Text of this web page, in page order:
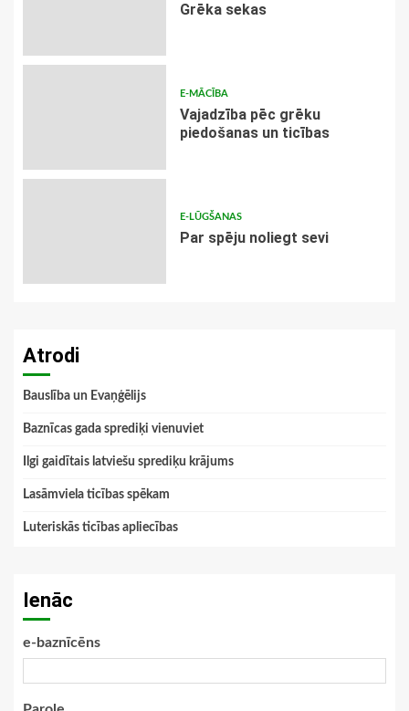
Grēka sekas
E-MĀCĪBA
Vajadzība pēc grēku
piedošanas un ticības
E-LŪGŠANAS
Par spēju noliegt sevi
Atrodi
Bauslība un Evaņģēlijs
Baznīcas gada sprediķi vienuviet
Ilgi gaidītais latviešu sprediķu krājums
Lasāmviela ticības spēkam
Luteriskās ticības apliecības
Ienāc
e-baznīcēns